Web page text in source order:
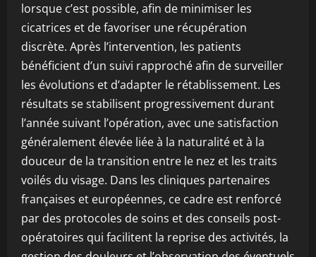
lorsque c’est possible, afin de minimiser les
cicatrices et de favoriser une récupération
discrète. Après l’intervention, les patients
bénéficient d’un suivi rapproché afin de surveiller
les évolutions et d’adapter le rétablissement. Les
résultats se stabilisent progressivement durant
l’année suivant l’opération, avec une satisfaction
généralement élevée liée à la naturalité et à la
douceur de la transition entre le nez et les traits
voilés du visage. Dans les cliniques partenaires
françaises et européennes, ce cadre est renforcé
par des protocoles de soins et des conseils post-
opératoires qui facilitent la reprise des activités, la